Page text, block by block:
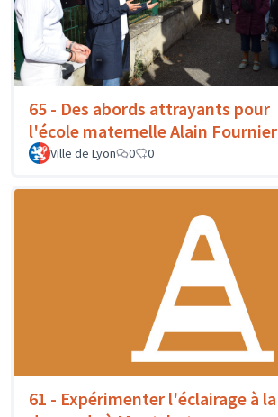
65 - Des abords attrayants pour
l'école maternelle Alain Fournier
Ville de Lyon 0 0
61 - Expérimenter l'éclairage à la